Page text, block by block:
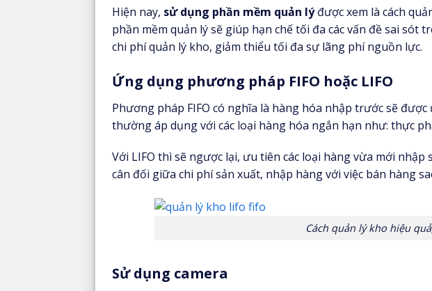
Hiện nay, sử dụng phần mềm quản lýđược xem là cách
phần mềm quản lý sẽ giúp hạn chế tối đa các vấn đề sai
chi phí quản lý kho, giảm thiểu tối đa sự lãng phí nguồn lực.
Ứng dụng phương pháp FIFO hoặc LIFO
Phương pháp FIFO có nghĩa là hàng hóa nhập trước sẽ
thường áp dụng với các loại hàng hóa ngắn hạn như: thực
Với LIFO thì sẽ ngược lại, ưu tiên các loại hàng vừa mới
cân đối giữa chi phí sản xuất, nhập hàng với việc bán hàng
Cách quản lý kho hiệu
Sử dụng camera